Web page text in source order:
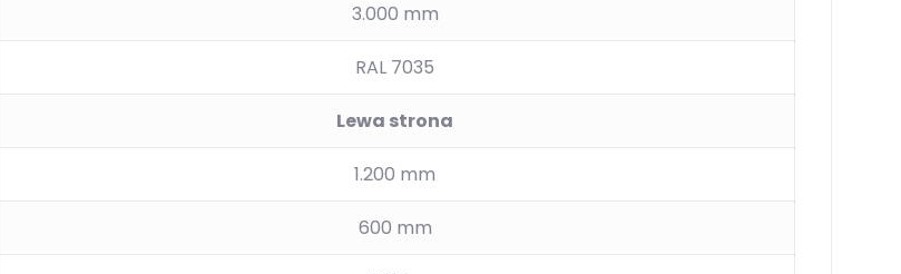
3.000 mm
RAL 7035
Lewa strona
1.200 mm
600 mm